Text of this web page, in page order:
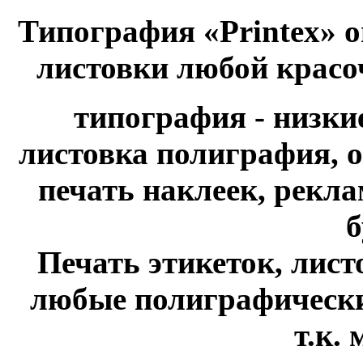
Типография «Printex»
листовки любой
типография -
листовка полиграфия,
печать наклеек,
Печать этикеток,
любые
т.к.